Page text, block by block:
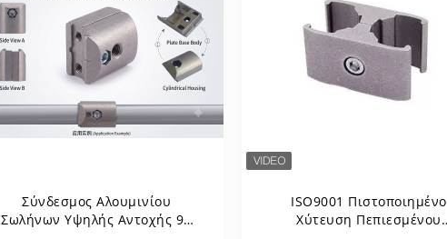
Σύνδεσμος Αλουμινίου
Σωλήνων Υψηλής Αντοχής 90
ISO9001 Πιστοποιημένο
Χύτευση Πεπιεσμένου